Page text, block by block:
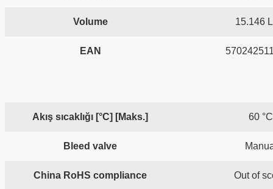
Volume 15.146
EAN
Akış sıcaklığı [°C] [Maks.] 60 °C
Bleed valve
China RoHS compliance Out of